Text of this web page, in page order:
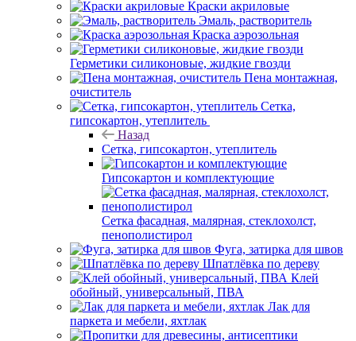
Краски акриловые
Эмаль, растворитель
Краска аэрозольная
Герметики силиконовые, жидкие гвозди
Пена монтажная,
очиститель
Сетка,
гипсокартон, утеплитель
Назад
Сетка, гипсокартон, утеплитель
Гипсокартон и комплектующие
Сетка фасадная, малярная, стеклохолст,
пенополистирол
Фуга, затирка для швов
Шпатлёвка по дереву
Клей
обойный, универсальный, ПВА
Лак для
паркета и мебели, яхтлак